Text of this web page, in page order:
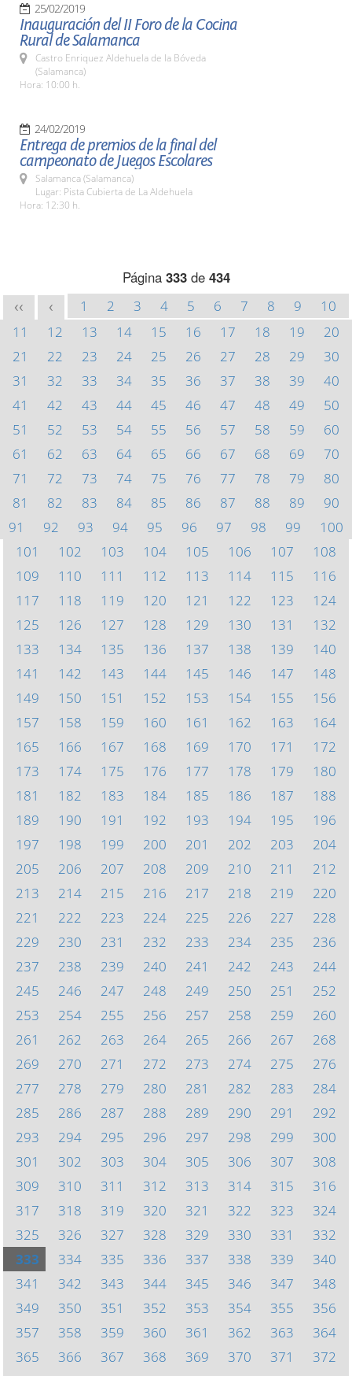
25/02/2019
Inauguración del II Foro de la Cocina
Rural de Salamanca
Castro Enriquez Aldehuela de la Bóveda
(Salamanca)
Hora: 10:00 h.
24/02/2019
Entrega de premios de la final del
campeonato de Juegos Escolares
Salamanca (Salamanca)
Lugar: Pista Cubierta de La Aldehuela
Hora: 12:30 h.
Página 333de 434
<< < 1 2 3 4 5 6 7 8 9
10
11
12 13 14 15 16 17 18 19
20
21
22 23 24 25 26 27 28 29
30
31
32 33 34 35 36 37 38 39
40
41
42 43 44 45 46 47 48 49
50
51
52 53 54 55 56 57 58 59
60
61
62 63 64 65 66 67 68 69
70
71
72 73 74 75 76 77 78 79
80
81
82 83 84 85 86 87 88 89
90
91
92 93 94 95 96 97 98 99
100
101
102 103 104 105 106 107
108
109
110 111 112 113 114 115
116
117
118 119 120 121 122 123
124
125
126 127 128 129 130 131
132
133
134 135 136 137 138 139
140
141
142 143 144 145 146 147
148
149
150 151 152 153 154 155
156
157
158 159 160 161 162 163
164
165
166 167 168 169 170 171
172
173
174 175 176 177 178 179
180
181
182 183 184 185 186 187
188
189
190 191 192 193 194 195
196
197
198 199 200 201 202 203
204
205
206 207 208 209 210 211
212
213
214 215 216 217 218 219
220
221
222 223 224 225 226 227
228
229
230 231 232 233 234 235
236
237
238 239 240 241 242 243
244
245
246 247 248 249 250 251
252
253
254 255 256 257 258 259
260
261
262 263 264 265 266 267
268
269
270 271 272 273 274 275
276
277
278 279 280 281 282 283
284
285
286 287 288 289 290 291
292
293
294 295 296 297 298 299
300
301
302 303 304 305 306 307
308
309
310 311 312 313 314 315
316
317
318 319 320 321 322 323
324
325
326 327 328 329 330 331
332
333
334 335 336 337 338 339
340
341
342 343 344 345 346 347
348
349
350 351 352 353 354 355
356
357
358 359 360 361 362 363
364
365
366 367 368 369 370 371
372